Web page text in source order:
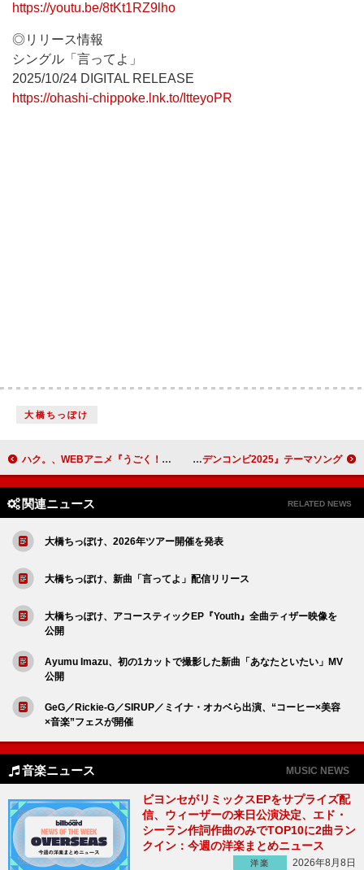
https://youtu.be/8tKt1RZ9lho
◎リリース情報
シングル「言ってよ」
2025/10/24 DIGITAL RELEASE
https://ohashi-chippoke.lnk.to/ItteyoPR
大橋ちっぽけ
ハク。、WEBアニメ『うごく！ねこむかしばなし』主題歌「夢中猫」MVプレミア公開へ Mori Calliope×中島健人がコラボ、Amazon Prime『THEゴールデンコンビ2025』テーマソング
関連ニュース RELATED NEWS
大橋ちっぽけ、2026年ツアー開催を発表
大橋ちっぽけ、新曲「言ってよ」配信リリース
大橋ちっぽけ、アコースティックEP『Youth』全曲ティザー映像を
公開
Ayumu Imazu、初の1カットで撮影した新曲「あなたといたい」MV
公開
GeG／Rickie-G／SIRUP／ミイナ・オカベら出演、“コーヒー×美容
×音楽”フェスが開催
音楽ニュース MUSIC NEWS
ビヨンセがリミックスEPをサプライズ配
信、ウィーザーの来日公演決定、エド・
シーラン作詞作曲のみでTOP10に2曲ラン
クイン：今週の洋楽まとめニュース
洋楽
2026年8月8日